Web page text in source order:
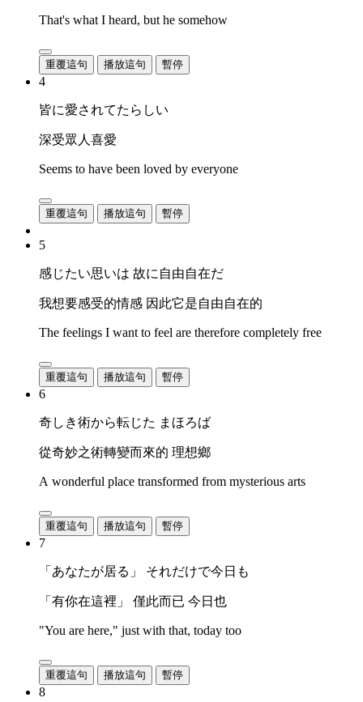
That's what I heard, but he somehow
重覆這句 播放這句 暫停
4
皆に愛されてたらしい
深受眾人喜愛
Seems to have been loved by everyone
重覆這句 播放這句 暫停
5
感じたい思いは 故に自由自在だ
我想要感受的情感 因此它是自由自在的
The feelings I want to feel are therefore completely free
重覆這句 播放這句 暫停
6
奇しき術から転じた まほろば
從奇妙之術轉變而來的 理想鄉
A wonderful place transformed from mysterious arts
重覆這句 播放這句 暫停
7
「あなたが居る」 それだけで今日も
「有你在這裡」 僅此而已 今日也
"You are here," just with that, today too
重覆這句 播放這句 暫停
8